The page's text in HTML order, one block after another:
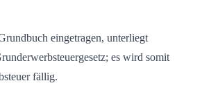
eingetragen, unterliegt
es wird somit
fällig.